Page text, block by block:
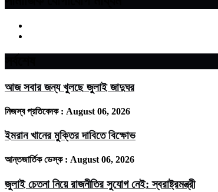
আজ সবার জন্য খুলছে জুলাই জাদুঘর
নিজস্ব প্রতিবেদক : August 06, 2026
ইমরান খানের মুক্তির দাবিতে বিক্ষোভ
আন্তজার্তিক ডেস্ক : August 06, 2026
জুলাই চেতনা নিয়ে রাজনীতির সুযোগ নেই: স্বরাষ্ট্রমন্ত্রী